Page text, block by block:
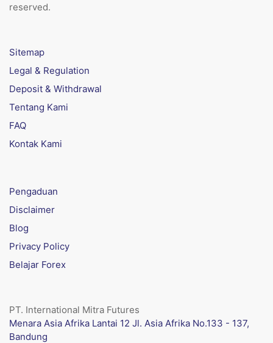
reserved.
Sitemap
Legal & Regulation
Deposit & Withdrawal
Tentang Kami
FAQ
Kontak Kami
Pengaduan
Disclaimer
Blog
Privacy Policy
Belajar Forex
PT. International Mitra Futures
Menara Asia Afrika Lantai 12 Jl. Asia Afrika No.133 - 137,
Bandung